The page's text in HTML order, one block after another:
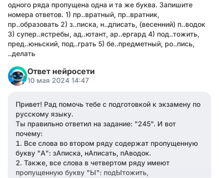
одного ряда пропущена одна и та же буква. Запишите
номера ответов. 1) пр..вратный, пр..вратник,
пр..образовать 2) з..писка, н..дписать, (весенний) п..водок
3) супер..ястребы, ад..ютант, ар..ергард 4) под..тожить,
пред..юньский, под..грать 5) бе..предметный, ро..пись,
..делать
Ответ нейросети
10 мая 2024 14:47
Привет! Рад помочь тебе с подготовкой к экзамену по
русскому языку.
Ты правильно ответил на задание: "245". И вот
почему:
Все слова во втором ряду содержат пропущенную
букву "А": зАписка, нАписать, пАводок.
Также, все слова в четвертом ряду имеют
пропущенную букву "Ы": подЫтожить,